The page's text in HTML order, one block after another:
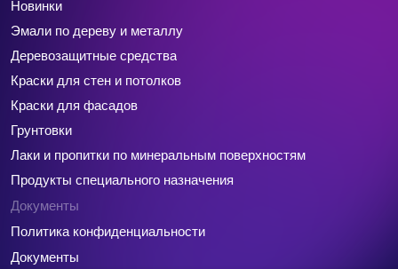
Новинки
Эмали по дереву и металлу
Деревозащитные средства
Краски для стен и потолков
Краски для фасадов
Грунтовки
Лаки и пропитки по минеральным поверхностям
Продукты специального назначения
Документы
Политика конфиденциальности
Документы